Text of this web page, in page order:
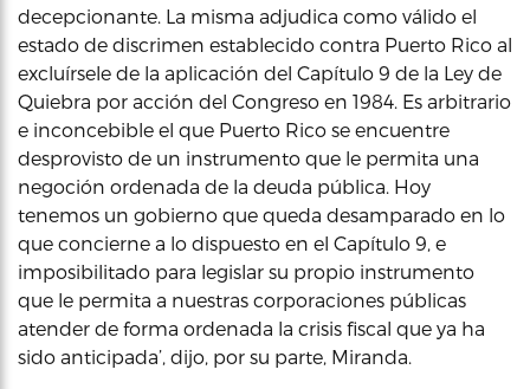
decepcionante. La misma adjudica como válido el
estado de discrimen establecido contra Puerto Rico al
excluírsele de la aplicación del Capítulo 9 de la Ley de
Quiebra por acción del Congreso en 1984. Es arbitrario
e inconcebible el que Puerto Rico se encuentre
desprovisto de un instrumento que le permita una
negoción ordenada de la deuda pública. Hoy
tenemos un gobierno que queda desamparado en lo
que concierne a lo dispuesto en el Capítulo 9, e
imposibilitado para legislar su propio instrumento
que le permita a nuestras corporaciones públicas
atender de forma ordenada la crisis fiscal que ya ha
sido anticipada’, dijo, por su parte, Miranda.